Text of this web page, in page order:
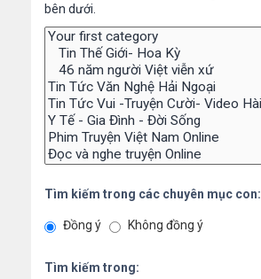
bên dưới.
Tìm kiếm trong các chuyên mục con:
Đồng ý Không đồng ý
Tìm kiếm trong: